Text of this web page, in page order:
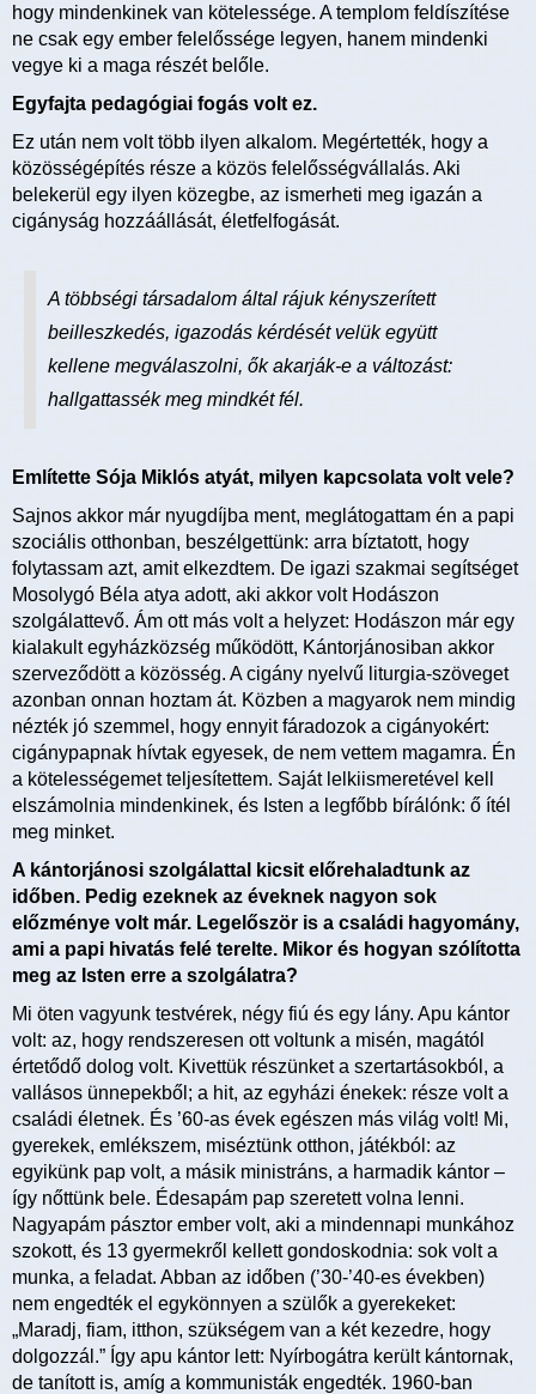
hogy mindenkinek van kötelessége. A templom feldíszítése
ne csak egy ember felelőssége legyen, hanem mindenki
vegye ki a maga részét belőle.
Egyfajta pedagógiai fogás volt ez.
Ez után nem volt több ilyen alkalom. Megértették, hogy a
közösségépítés része a közös felelősségvállalás. Aki
belekerül egy ilyen közegbe, az ismerheti meg igazán a
cigányság hozzáállását, életfelfogását.
A többségi társadalom által rájuk kényszerített
beilleszkedés, igazodás kérdését velük együtt
kellene megválaszolni, ők akarják-e a változást:
hallgattassék meg mindkét fél.
Említette Sója Miklós atyát, milyen kapcsolata volt vele?
Sajnos akkor már nyugdíjba ment, meglátogattam én a papi
szociális otthonban, beszélgettünk: arra bíztatott, hogy
folytassam azt, amit elkezdtem. De igazi szakmai segítséget
Mosolygó Béla atya adott, aki akkor volt Hodászon
szolgálattevő. Ám ott más volt a helyzet: Hodászon már egy
kialakult egyházközség működött, Kántorjánosiban akkor
szerveződött a közösség. A cigány nyelvű liturgia-szöveget
azonban onnan hoztam át. Közben a magyarok nem mindig
nézték jó szemmel, hogy ennyit fáradozok a cigányokért:
cigánypapnak hívtak egyesek, de nem vettem magamra. Én
a kötelességemet teljesítettem. Saját lelkiismeretével kell
elszámolnia mindenkinek, és Isten a legfőbb bírálónk: ő ítél
meg minket.
A kántorjánosi szolgálattal kicsit előrehaladtunk az
időben. Pedig ezeknek az éveknek nagyon sok
előzménye volt már. Legelőször is a családi hagyomány,
ami a papi hivatás felé terelte. Mikor és hogyan szólította
meg az Isten erre a szolgálatra?
Mi öten vagyunk testvérek, négy fiú és egy lány. Apu kántor
volt: az, hogy rendszeresen ott voltunk a misén, magától
értetődő dolog volt. Kivettük részünket a szertartásokból, a
vallásos ünnepekből; a hit, az egyházi énekek: része volt a
családi életnek. És ’60-as évek egészen más világ volt! Mi,
gyerekek, emlékszem, miséztünk otthon, játékból: az
egyikünk pap volt, a másik ministráns, a harmadik kántor –
így nőttünk bele. Édesapám pap szeretett volna lenni.
Nagyapám pásztor ember volt, aki a mindennapi munkához
szokott, és 13 gyermekről kellett gondoskodnia: sok volt a
munka, a feladat. Abban az időben (’30-’40-es években)
nem engedték el egykönnyen a szülők a gyerekeket:
„Maradj, fiam, itthon, szükségem van a két kezedre, hogy
dolgozzál.” Így apu kántor lett: Nyírbogátra került kántornak,
de tanított is, amíg a kommunisták engedték. 1960-ban